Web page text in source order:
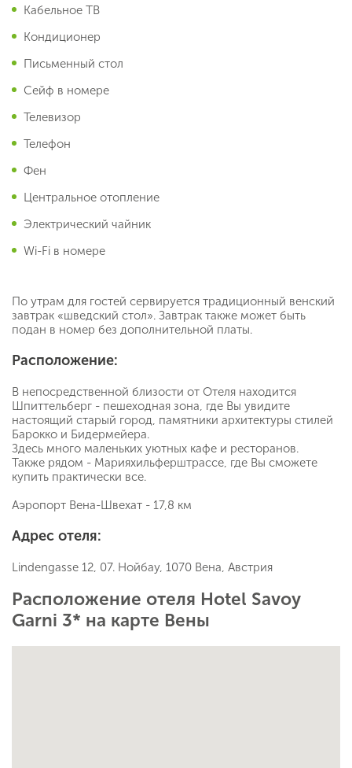
Кабельное ТВ
Кондиционер
Письменный стол
Сейф в номере
Телевизор
Телефон
Фен
Центральное отопление
Электрический чайник
Wi-Fi в номере
По утрам для гостей сервируется традиционный венский
завтрак «шведский стол». Завтрак также может быть
подан в номер без дополнительной платы.
Расположение:
В непосредственной близости от Отеля находится
Шпиттельберг - пешеходная зона, где Вы увидите
настоящий старый город, памятники архитектуры стилей
Барокко и Бидермейера.
Здесь много маленьких уютных кафе и ресторанов.
Также рядом - Марияхильферштрассе, где Вы сможете
купить практически все.
Аэропорт Вена-Швехат - 17,8 км
Адрес отеля:
Lindengasse 12, 07. Нойбау, 1070 Вена, Австрия
Расположение отеля Hotel Savoy
Garni 3* на карте Вены